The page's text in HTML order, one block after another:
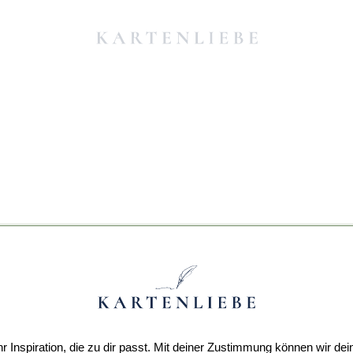
Inspiration, die zu dir passt. Mit deiner Zustimmung können wir